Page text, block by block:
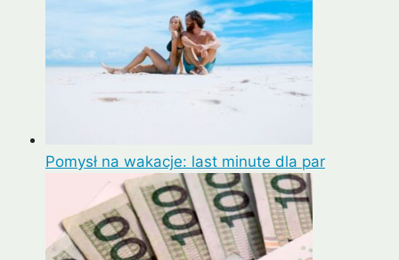
Pomysł na wakacje: last minute dla par